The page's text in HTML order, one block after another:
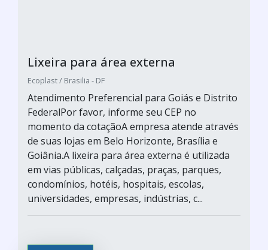
Lixeira para área externa
Ecoplast / Brasilia - DF
Atendimento Preferencial para Goiás e Distrito
FederalPor favor, informe seu CEP no
momento da cotaçãoA empresa atende através
de suas lojas em Belo Horizonte, Brasília e
Goiânia.A lixeira para área externa é utilizada
em vias públicas, calçadas, praças, parques,
condomínios, hotéis, hospitais, escolas,
universidades, empresas, indústrias, c...